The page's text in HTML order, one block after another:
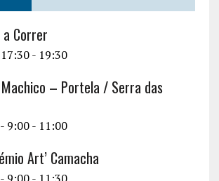
Correr
- 19:30
– Portela / Serra das
9:00- 11:00
Art’ Camacha